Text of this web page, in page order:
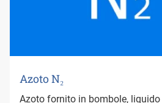
Azoto N₂
Azoto fornito in bombole,